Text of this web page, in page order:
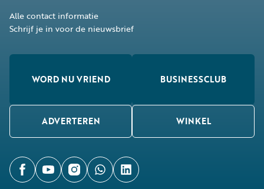
Alle contact informatie
Schrijf je in voor de nieuwsbrief
WORD NU VRIEND BUSINESSCLUB
ADVERTEREN WINKEL